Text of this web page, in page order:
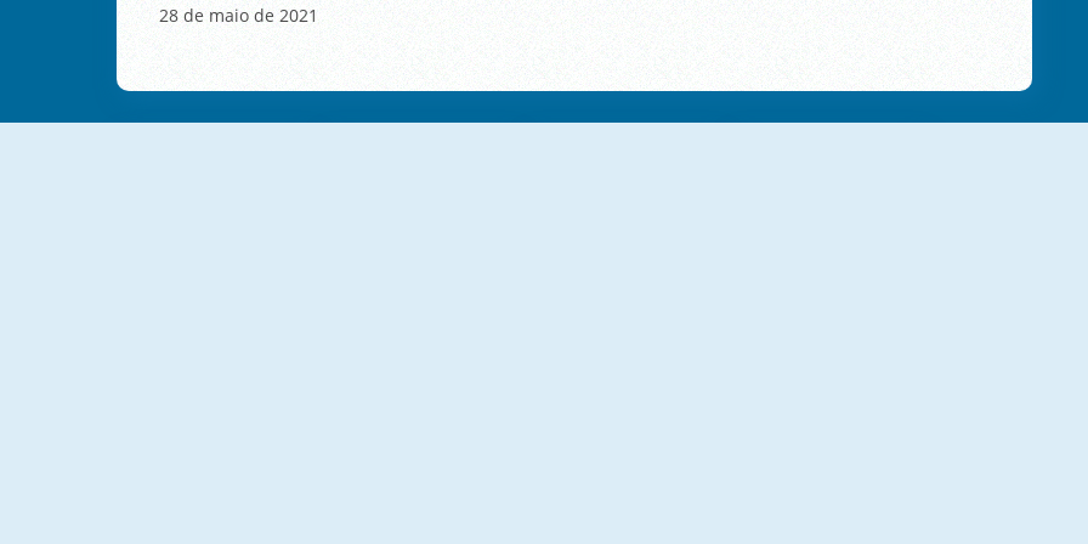
28 de maio de 2021